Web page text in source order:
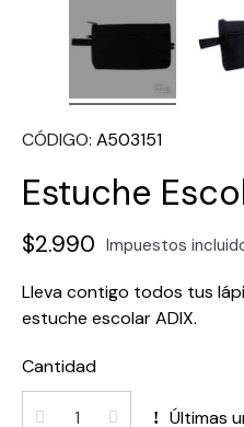
CÓDIGO A503151
Estuche
$2.990 Impuestos
Lleva contigo todos tus
estuche escolar ADIX.
Cantidad
Últimas